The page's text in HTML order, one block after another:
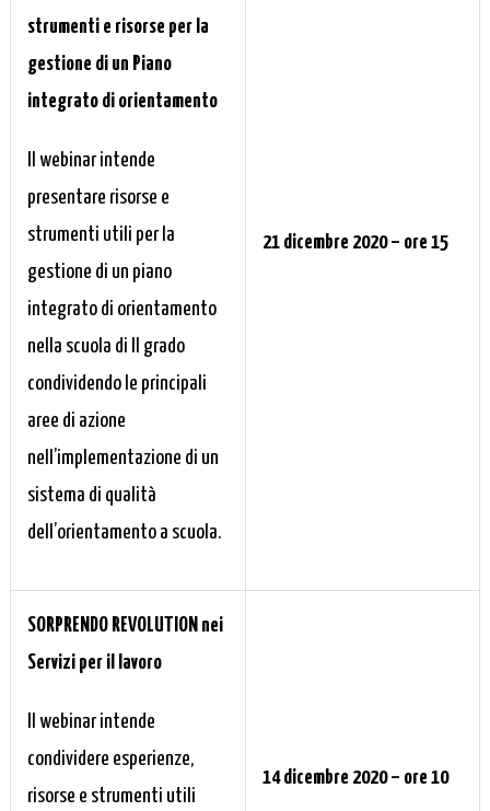
strumenti e risorse per la
gestione di un Piano
integrato di orientamento
Il webinar intende
presentare risorse e
strumenti utili per la
gestione di un piano
integrato di orientamento
nella scuola di II grado
condividendo le principali
aree di azione
nell’implementazione di un
sistema di qualità
dell’orientamento a scuola.
21 dicembre 2020 – ore 15
SORPRENDO REVOLUTION nei
Servizi per il lavoro
Il webinar intende
condividere esperienze,
risorse e strumenti utili
14 dicembre 2020 – ore 10